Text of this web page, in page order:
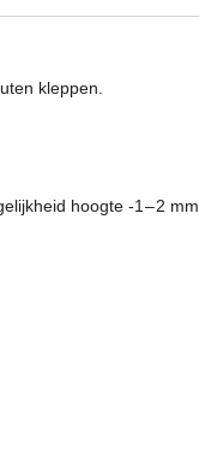
kleppen.
hoogte -1 – 2 mm